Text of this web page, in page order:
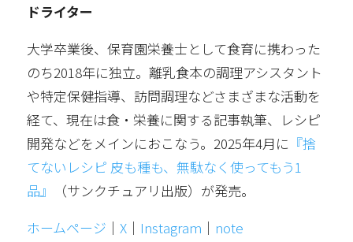
ドライター
大学卒業後、保育園栄養士として食育に携わった
のち2018年に独立。離乳食本の調理アシスタント
や特定保健指導、訪問調理などさまざまな活動を
経て、現在は食・栄養に関する記事執筆、レシピ
開発などをメインにおこなう。2025年4月に 『捨
てないレシピ 皮も種も、無駄なく使ってもう1
品』
（サンクチュアリ出版）が発売。
ホームページ ｜X ｜ Instagram ｜ note